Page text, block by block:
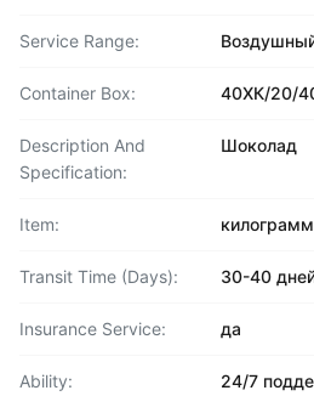
Service Range:
Container Box: 40ХК/20/
Description And
Specification:
Шоколад
Item:
Transit Time (Days): 30-40
Insurance Service: да
Ability:
24/7